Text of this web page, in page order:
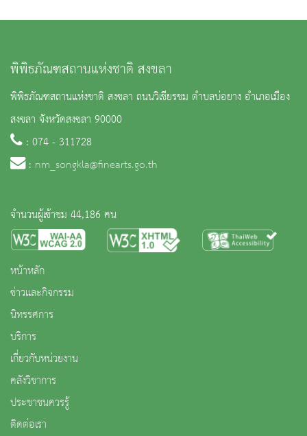
พิพิธภัณฑสถานแห่งชาติ สงขลา
พิพิธภัณฑสถานแห่งชาติ สงขลา ถนนวิเชียรชม ตำบลบ่อยาง อำเภอเมือง
สงขลา จังหวัดสงขลา 90000
: 074 - 311728
: nm_songkla@finearts.go.th
จำนวนผู้เข้าชม 44,186 คน
หน้าหลัก
ข่าวและกิจกรรม
นิทรรศการ
บริการ
เกี่ยวกับหน่วยงาน
คลังวิชาการ
ประชาชนควรรู้
ติดต่อเรา